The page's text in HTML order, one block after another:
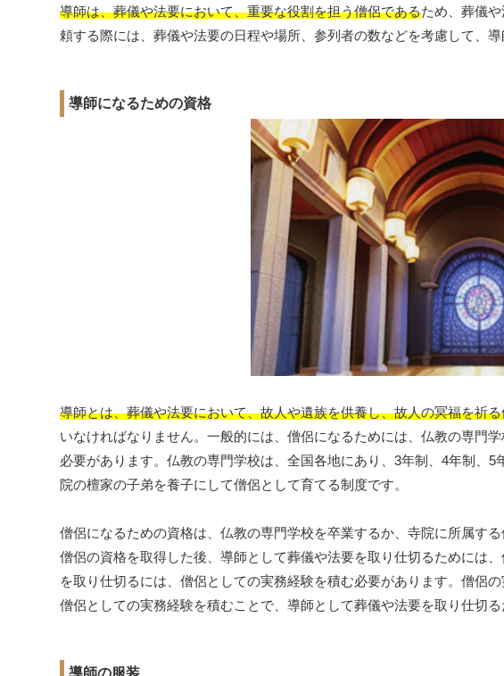
導師は、葬儀や法要において、重要な役割を担う僧侶であるため、葬儀
頼する際には、葬儀や法要の日程や場所、参列者の数などを考慮して、導
導師になるための資格
導師とは、葬儀や法要において、故人や遺族を供養し、故人の冥福を祈
いなければなりません。一般的には、僧侶になるためには、仏教の専門
必要があります。仏教の専門学校は、全国各地にあり、3年制、4年制、
院の檀家の子弟を養子にして僧侶として育てる制度です。
僧侶になるための資格は、仏教の専門学校を卒業するか、寺院に所属す
僧侶の資格を取得した後、導師として葬儀や法要を取り仕切るためには
を取り仕切るには、僧侶としての実務経験を積む必要があります。僧侶
僧侶としての実務経験を積むことで、導師として葬儀や法要を取り仕切
導師の服装